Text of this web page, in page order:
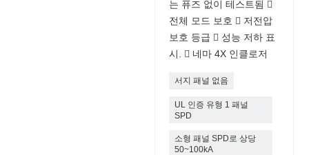
는 퓨즈 없이 테스트됨 
전체 모드 보호  저전압
보호 등급  성능 저하 표
시.  네마 4X 인클로저
서지 패널 없음
UL 인증 유형 1 패널
SPD
소형 패널 SPD로 상당
50~100kA